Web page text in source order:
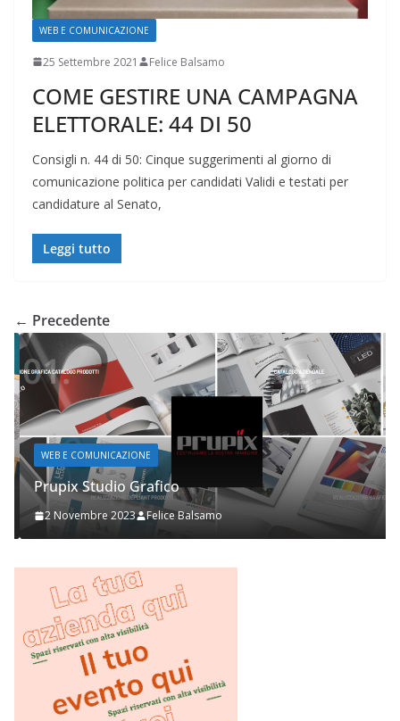
WEB E COMUNICAZIONE
25 Settembre 2021 Felice Balsamo
COME GESTIRE UNA CAMPAGNA
ELETTORALE: 44 DI 50
Consigli n. 44 di 50: Cinque suggerimenti al giorno di
comunicazione politica per candidati Validi e testati per
candidature al Senato,
Leggi tutto
← Precedente
WEB E COMUNICAZIONE
Prupix Studio Grafico
2 Novembre 2023 Felice Balsamo